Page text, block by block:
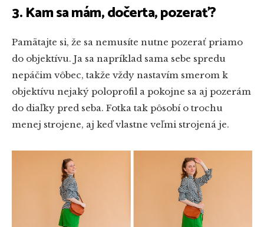
3. Kam sa mám, dočerta, pozerať?
Pamätajte si, že sa nemusíte nutne pozerať priamo
do objektívu. Ja sa napríklad sama sebe spredu
nepáčim vôbec, takže vždy nastavím smerom k
objektívu nejaký poloprofil a pokojne sa aj pozerám
do diaľky pred seba. Fotka tak pôsobí o trochu
menej strojene, aj keď vlastne veľmi strojená je.